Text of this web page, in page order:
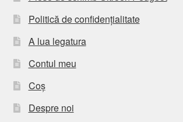
Politică de confidențialitate
A lua legatura
Contul meu
Coș
Despre noi